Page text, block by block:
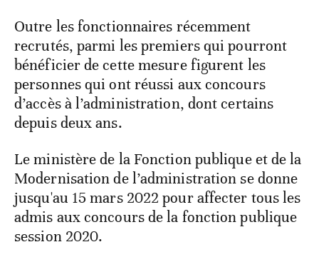
Outre les fonctionnaires récemment
recrutés, parmi les premiers qui pourront
bénéficier de cette mesure figurent les
personnes qui ont réussi aux concours
d’accès à l’administration, dont certains
depuis deux ans.
Le ministère de la Fonction publique et de la
Modernisation de l’administration se donne
jusqu'au 15 mars 2022 pour affecter tous les
admis aux concours de la fonction publique
session 2020.